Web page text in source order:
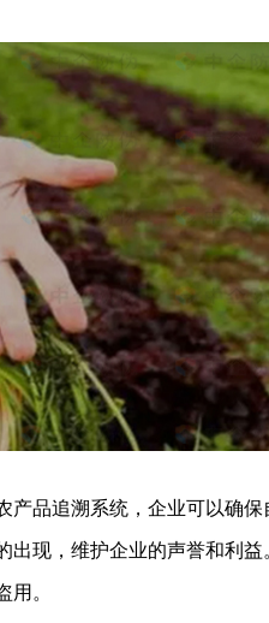
品追溯系统，企业可以确
现，维护企业的声誉和利
。